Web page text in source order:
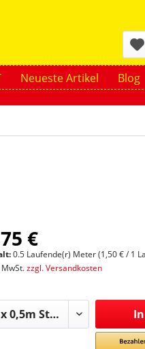
Neueste Artikel Blog
€
0.5 Laufende(r) Meter (1,50 € / 1
MwSt.zzgl. Versandkosten